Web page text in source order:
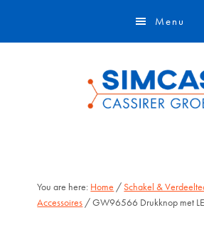
Menu
You are here: Home /Schakel &
Accessoires / GW96566 Drukknop met